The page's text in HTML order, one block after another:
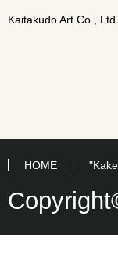
Kaitakudo Art Co., Ltd
HOME